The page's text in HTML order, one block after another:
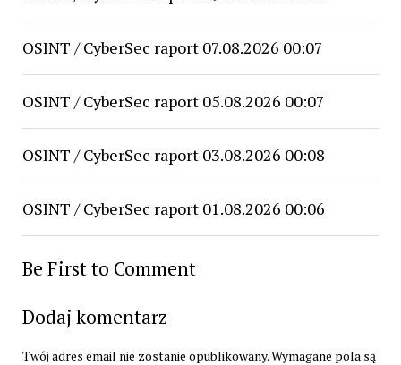
OSINT / CyberSec raport 07.08.2026 00:07
OSINT / CyberSec raport 05.08.2026 00:07
OSINT / CyberSec raport 03.08.2026 00:08
OSINT / CyberSec raport 01.08.2026 00:06
Be First to Comment
Dodaj komentarz
Twój adres email nie zostanie opublikowany.Wymagane pola są